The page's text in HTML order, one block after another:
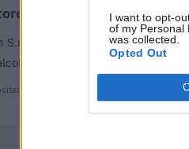
I want to opt-
of my Personal
was collected.
Opted Out
Stp ( 1.388.660 euro) è
su 263 imprese.
(Registro Imprese). Mediana per